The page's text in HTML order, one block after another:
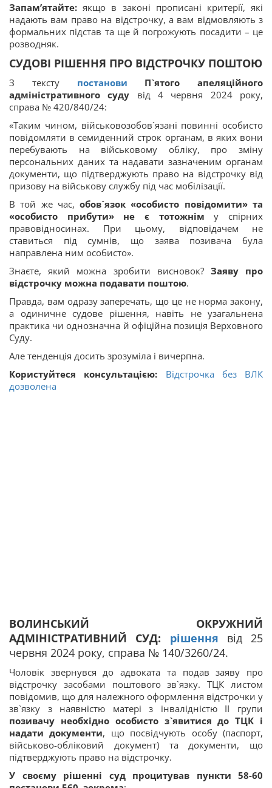
Запам’ятайте: якщо в законі прописані критерії, які
надають вам право на відстрочку, а вам відмовляють з
формальних підстав та ще й погрожують посадити – це
розводняк.
СУДОВІ РІШЕННЯ ПРО ВІДСТРОЧКУ ПОШТОЮ
З тексту постанови
П`ятого апеляційного
адміністративного суду від 4 червня 2024 року,
справа № 420/840/24:
«Таким чином, військовозобов`язані повинні особисто
повідомляти в семиденний строк органам, в яких вони
перебувають на військовому обліку, про зміну
персональних даних та надавати зазначеним органам
документи, що підтверджують право на відстрочку від
призову на військову службу під час мобілізації.
В той же час,обов`язок «особисто повідомити» та
«особисто прибути» не є тотожнім у спірних
правовідносинах. При цьому, відповідачем не
ставиться під сумнів, що заява позивача була
направлена ним особисто».
Знаєте, який можна зробити висновок? Заяву про
відстрочку можна подавати поштою.
Правда, вам одразу заперечать, що це не норма закону,
а одиничне судове рішення, навіть не узагальнена
практика чи однозначна й офіційна позиція Верховного
Суду.
Але тенденція досить зрозуміла і вичерпна.
Користуйтеся консультацією: Відстрочка без ВЛК
дозволена
ВОЛИНСЬКИЙ ОКРУЖНИЙ
АДМІНІСТРАТИВНИЙ СУД:
рішення
від 25
червня 2024 року, справа № 140/3260/24.
Чоловік звернувся до адвоката та подав заяву про
відстрочку засобами поштового зв`язку. ТЦК листом
повідомив, що для належного оформлення відстрочки у
зв`язку з наявністю матері з інвалідністю ІІ групи
позивачу необхідно особисто з`явитися до ТЦК і
надати документи, що посвідчують особу (паспорт,
військово-обліковий документ) та документи, що
підтверджують право на відстрочку.
У своєму рішенні суд процитував пункти 58-60